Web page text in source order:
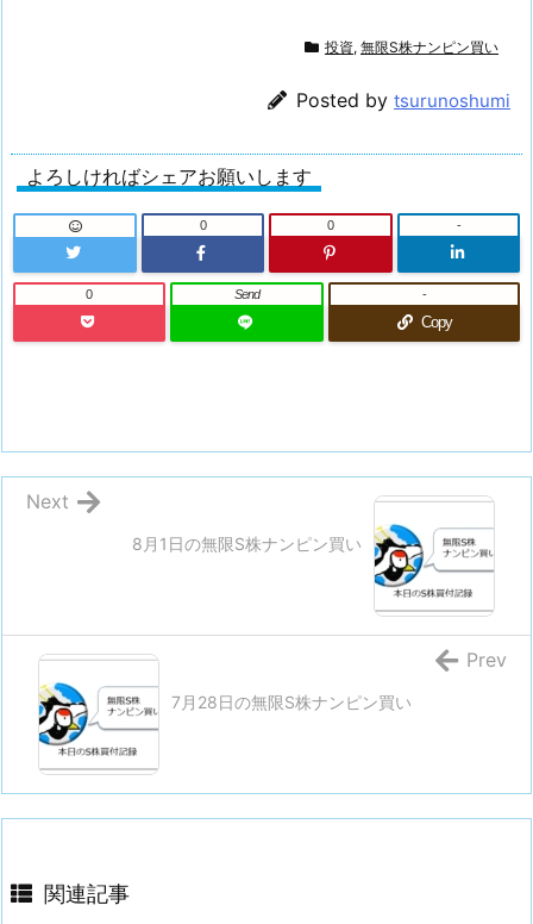
投資, 無限S株ナンピン買い
Posted by tsurunoshumi
よろしければシェアお願いします
0 0 -
0 Send
Copy
-
8月1日の無限S株ナンピン買い
Next
7月28日の無限S株ナンピン買い
Prev
関連記事